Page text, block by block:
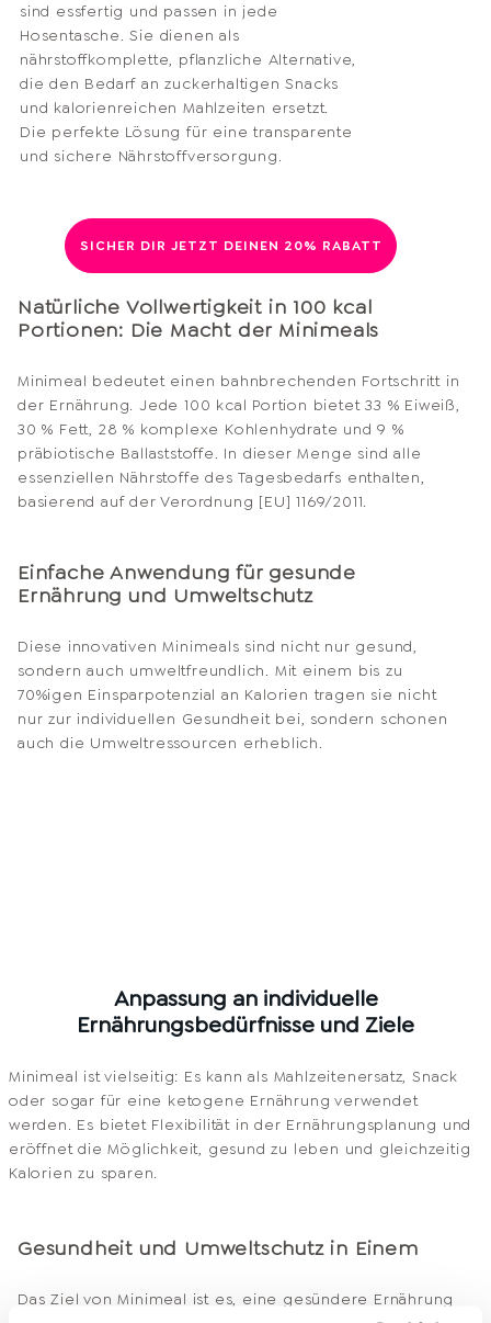
sind essfertig und passen in jede
Hosentasche. Sie dienen als
nährstoffkomplette, pflanzliche Alternative,
die den Bedarf an zuckerhaltigen Snacks
und kalorienreichen Mahlzeiten ersetzt.
Die perfekte Lösung für eine transparente
und sichere Nährstoffversorgung.
SICHER DIR JETZT DEINEN 20% RABATT
Natürliche Vollwertigkeit in 100 kcal
Portionen: Die Macht der Minimeals
Minimeal bedeutet einen bahnbrechenden Fortschritt in
der Ernährung. Jede 100 kcal Portion bietet 33 % Eiweiß,
30 % Fett, 28 % komplexe Kohlenhydrate und 9 %
präbiotische Ballaststoffe. In dieser Menge sind alle
essenziellen Nährstoffe des Tagesbedarfs enthalten,
basierend auf der Verordnung [EU] 1169/2011.
Einfache Anwendung für gesunde
Ernährung und Umweltschutz
Diese innovativen Minimeals sind nicht nur gesund,
sondern auch umweltfreundlich. Mit einem bis zu
70%igen Einsparpotenzial an Kalorien tragen sie nicht
nur zur individuellen Gesundheit bei, sondern schonen
auch die Umweltressourcen erheblich.
Anpassung an individuelle
Ernährungsbedürfnisse und Ziele
Minimeal ist vielseitig: Es kann als Mahlzeitenersatz, Snack
oder sogar für eine ketogene Ernährung verwendet
werden. Es bietet Flexibilität in der Ernährungsplanung und
eröffnet die Möglichkeit, gesund zu leben und gleichzeitig
Kalorien zu sparen.
Gesundheit und Umweltschutz in Einem
Das Ziel von Minimeal ist es, eine gesündere Ernährung